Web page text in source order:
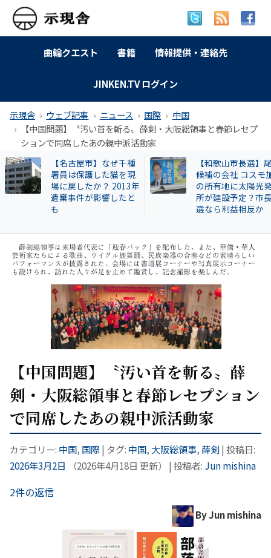
曲輪クエスト 書籍 情報提供・連絡先
JINKEN.TV ログイン
示現舎 ウェブ記事 ニュース 国際
中国
【中国問題】〝汚い首を斬る〟薛剣・大阪総領事と春節レセプ
ションで同席したあの親中派活動家
【和歌山市長選】尾崎
候補の会社 コスモ加太
の所有地に太陽光発電
所が建設予定？市長当
選なら利益相反か
特別企画 解放同盟
政等が 過去に公開
部落・同和地区リ
【中国問題】〝汚い首を斬る〟薛
剣・大阪総領事と春節レセプション
で同席したあの親中派活動家
カテゴリー: 中国, 国際| タグ: 中国, 大阪総領事, 薛剣| 投稿日:
2026年3月2日
（2026年4月18日 更新） | 投稿者: Jun mishina
2件の返信
By Jun mishina